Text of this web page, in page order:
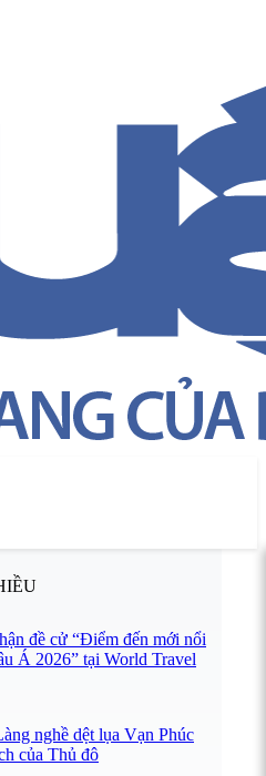
đề cử “Điểm đến mới nổi
Á 2026” tại World Travel
nghề dệt lụa Vạn Phúc
của Thủ đô